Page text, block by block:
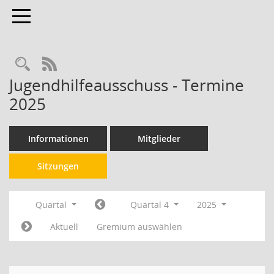
Toggle navigation
RSS-Feed
Jugendhilfeausschuss - Termine
2025
Informationen Mitglieder
Sitzungen
Quartal Quartal 4
2025
Aktuell
Gremium auswählen